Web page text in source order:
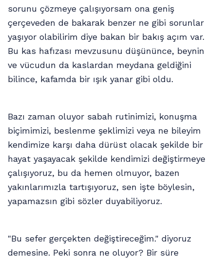
sorunu çözmeye çalışıyorsam ona geniş
çerçeveden de bakarak benzer ne gibi sorunlar
yaşıyor olabilirim diye bakan bir bakış açım var.
Bu kas hafızası mevzusunu düşününce, beynin
ve vücudun da kaslardan meydana geldiğini
bilince, kafamda bir ışık yanar gibi oldu.
Bazı zaman oluyor sabah rutinimizi, konuşma
biçimimizi, beslenme şeklimizi veya ne bileyim
kendimize karşı daha dürüst olacak şekilde bir
hayat yaşayacak şekilde kendimizi değiştirmeye
çalışıyoruz, bu da hemen olmuyor, bazen
yakınlarımızla tartışıyoruz, sen işte böylesin,
yapamazsın gibi sözler duyabiliyoruz.
"Bu sefer gerçekten değiştireceğim." diyoruz
demesine. Peki sonra ne oluyor? Bir süre